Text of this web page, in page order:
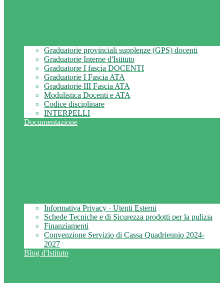
Graduatorie provinciali supplenze (GPS) docenti
Graduatorie Interne d'Istituto
Graduatorie I fascia DOCENTI
Graduatorie I Fascia ATA
Graduatorie III Fascia ATA
Modulistica Docenti e ATA
Codice disciplinare
INTERPELLI
Documentazione
Informativa Privacy - Utenti Esterni
Schede Tecniche e di Sicurezza prodotti per la pulizia
Finanziamenti
Convenzione Servizio di Cassa Quadriennio 2024-
2027
Blog d'Istituto